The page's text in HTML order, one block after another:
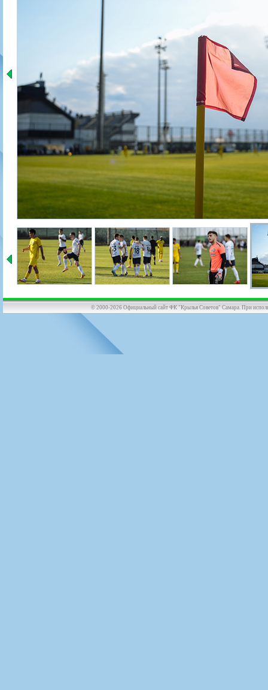
Молодежная команда
Календарь
Шахматка
Статистика состава
Крылья Советов-2
Календарь
Таблица
Шахматка
Стадион "Металлург"
© 2000-2026 Официальный сайт ФК "Крылья Советов" Самара. При